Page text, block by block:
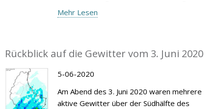
Mehr Lesen
Rückblick auf die Gewitter vom 3. Juni 2020
5-06-2020
Am Abend des 3. Juni 2020 waren mehrere
aktive Gewitter über der Südhälfte des